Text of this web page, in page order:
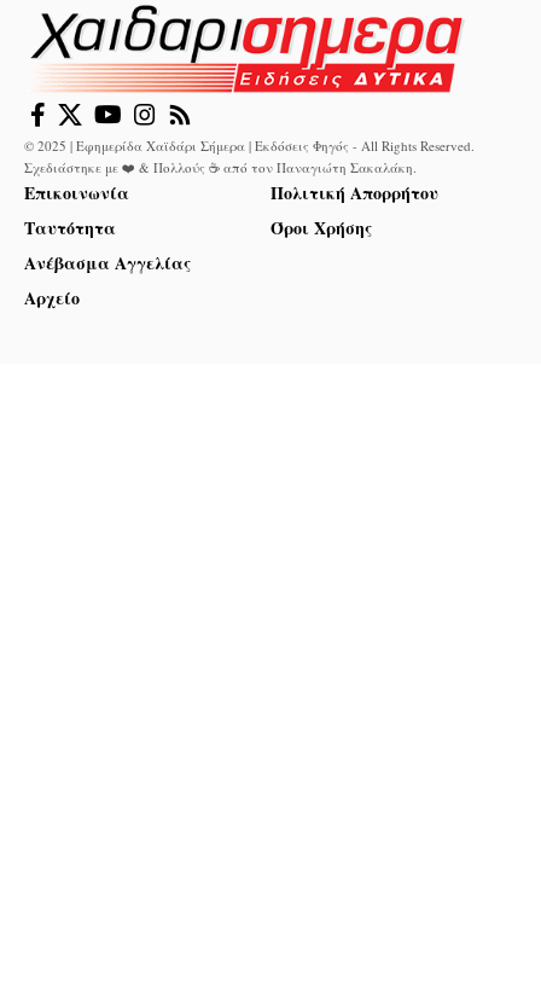
© 2025 | Εφημερίδα Χαϊδάρι Σήμερα | Εκδόσεις Φηγός - All Rights Reserved.
Σχεδιάστηκε με ❤️ & Πολλούς ☕ από τον Παναγιώτη Σακαλάκη.
Επικοινωνία
Ταυτότητα
Ανέβασμα Αγγελίας
Αρχείο
Πολιτική Απορρήτου
Όροι Χρήσης